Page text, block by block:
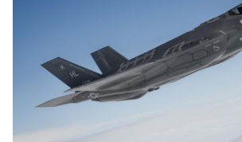
studio Eagle Dynamics również szykuje